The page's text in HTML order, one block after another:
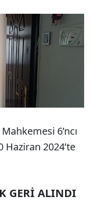
6’ncı
2024’te
GERİ ALINDI